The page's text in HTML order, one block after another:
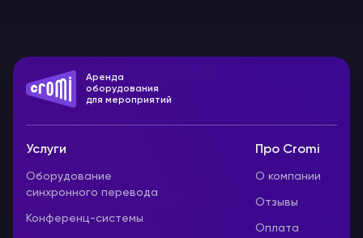
Аренда
оборудования
для мероприятий
Услуги
Оборудование
синхронного перевода
Конференц-системы
Про Cromi
О компании
Отзывы
Оплата